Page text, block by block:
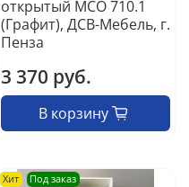
открытый МСО 710.1
(Графит), ДСВ-Мебель, г.
Пенза
3 370 руб.
В корзину
Хит Под заказ